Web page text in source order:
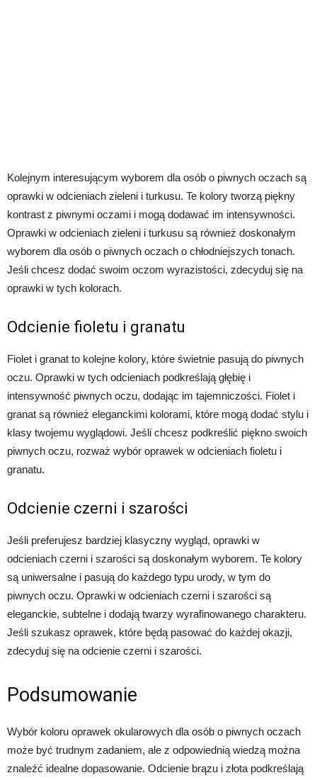
Kolejnym interesującym wyborem dla osób o piwnych oczach są
oprawki w odcieniach zieleni i turkusu. Te kolory tworzą piękny
kontrast z piwnymi oczami i mogą dodawać im intensywności.
Oprawki w odcieniach zieleni i turkusu są również doskonałym
wyborem dla osób o piwnych oczach o chłodniejszych tonach.
Jeśli chcesz dodać swoim oczom wyrazistości, zdecyduj się na
oprawki w tych kolorach.
Odcienie fioletu i granatu
Fiolet i granat to kolejne kolory, które świetnie pasują do piwnych
oczu. Oprawki w tych odcieniach podkreślają głębię i
intensywność piwnych oczu, dodając im tajemniczości. Fiolet i
granat są również eleganckimi kolorami, które mogą dodać stylu i
klasy twojemu wyglądowi. Jeśli chcesz podkreślić piękno swoich
piwnych oczu, rozważ wybór oprawek w odcieniach fioletu i
granatu.
Odcienie czerni i szarości
Jeśli preferujesz bardziej klasyczny wygląd, oprawki w
odcieniach czerni i szarości są doskonałym wyborem. Te kolory
są uniwersalne i pasują do każdego typu urody, w tym do
piwnych oczu. Oprawki w odcieniach czerni i szarości są
eleganckie, subtelne i dodają twarzy wyrafinowanego charakteru.
Jeśli szukasz oprawek, które będą pasować do każdej okazji,
zdecyduj się na odcienie czerni i szarości.
Podsumowanie
Wybór koloru oprawek okularowych dla osób o piwnych oczach
może być trudnym zadaniem, ale z odpowiednią wiedzą można
znaleźć idealne dopasowanie. Odcienie brązu i złota podkreślają